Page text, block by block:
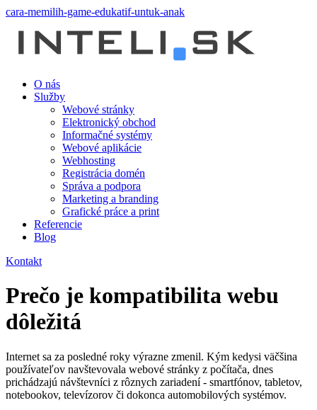
cara-memilih-game-edukatif-untuk-anak
O nás
Služby
Webové stránky
Elektronický obchod
Informačné systémy
Webové aplikácie
Webhosting
Registrácia domén
Správa a podpora
Marketing a branding
Grafické práce a print
Referencie
Blog
Kontakt
Prečo je kompatibilita webu
dôležitá
Internet sa za posledné roky výrazne zmenil. Kým kedysi väčšina
používateľov navštevovala webové stránky z počítača, dnes
prichádzajú návštevníci z rôznych zariadení - smartfónov, tabletov,
notebookov, televízorov či dokonca automobilových systémov.